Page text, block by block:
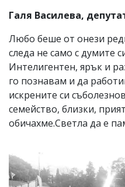
Галя Василева,
Любо беше от онези
следа не само с думите
Интелигентен, ярък и
го познавам и да
искрените си
семейство, близки,
обичахме.Светла да е